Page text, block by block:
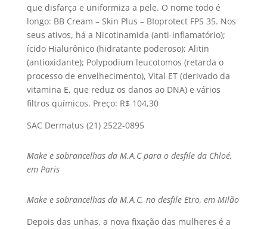
que disfarça e uniformiza a pele. O nome todo é
longo: BB Cream – Skin Plus – BIoprotect FPS 35. Nos
seus ativos, há a Nicotinamida (anti-inflamatório);
ícido Hialurônico (hidratante poderoso); Alitin
(antioxidante); Polypodium leucotomos (retarda o
processo de envelhecimento), Vital ET (derivado da
vitamina E, que reduz os danos ao DNA) e vários
filtros quí­micos. Preço: R$ 104,30
SAC Dermatus (21) 2522-0895
Make e sobrancelhas da M.A.C para o desfile da Chloé,
em Paris
Make e sobrancelhas da M.A.C. no desfile Etro, em MIlão
Depois das unhas, a nova fixação das mulheres é a